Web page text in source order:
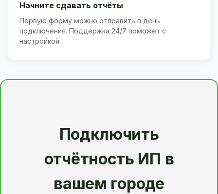
Начните сдавать отчёты
Первую форму можно отправить в день
подключения. Поддержка 24/7 поможет с
настройкой.
Подключить
отчётность ИП в
вашем городе